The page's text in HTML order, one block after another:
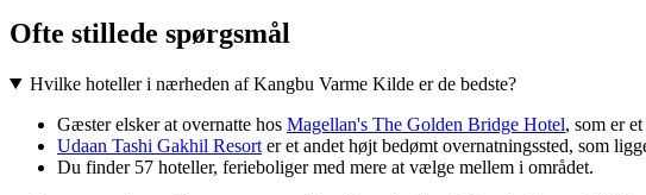
Ofte stillede spørgsmål
Hvilke hoteller i nærheden af Kangbu Varme Kilde er de bedste?
Gæster elsker at overnatte hos Magellan's The Golden Bridge Hotel, som er
Udaan Tashi Gakhil Resort er et andet højt bedømt overnatningssted, som
Du finder 57 hoteller, ferieboliger med mere at vælge mellem i området.